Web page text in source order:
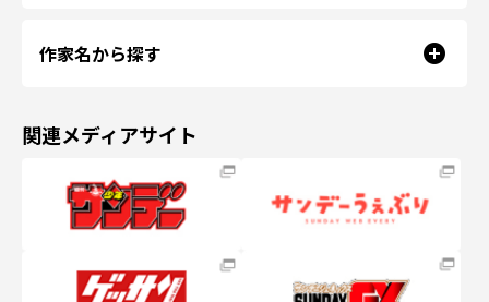
作家名から探す
関連メディアサイト